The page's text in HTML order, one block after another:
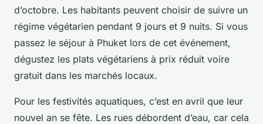
d’octobre. Les habitants peuvent choisir de suivre un
régime végétarien pendant 9 jours et 9 nuits. Si vous
passez le séjour à Phuket lors de cet événement,
dégustez les plats végétariens à prix réduit voire
gratuit dans les marchés locaux.
Pour les festivités aquatiques, c’est en avril que leur
nouvel an se fête. Les rues débordent d’eau, car cela